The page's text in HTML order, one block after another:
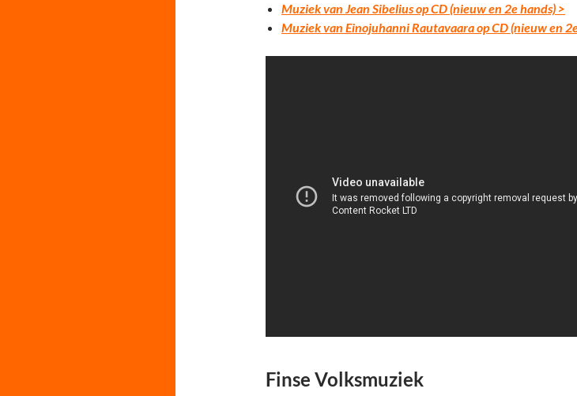
Muziek van Jean Sibelius op CD (nieuw en 2e hands) >
Muziek van Einojuhanni Rautavaara op CD (nieuw en
Finse Volksmuziek